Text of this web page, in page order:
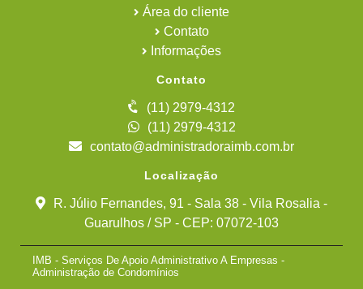
Área do cliente
Contato
Informações
Contato
(11) 2979-4312
(11) 2979-4312
contato@administradoraimb.com.br
Localização
R. Júlio Fernandes, 91 - Sala 38 - Vila Rosalia -
Guarulhos / SP - CEP: 07072-103
IMB - Serviços De Apoio Administrativo A Empresas -
Administração de Condomínios